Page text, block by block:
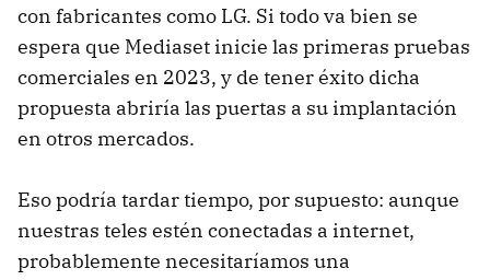
con fabricantes como LG. Si todo va bien se
espera que Mediaset inicie las primeras pruebas
comerciales en 2023, y de tener éxito dicha
propuesta abriría las puertas a su implantación
en otros mercados.
Eso podría tardar tiempo, por supuesto: aunque
nuestras teles estén conectadas a internet,
probablemente necesitaríamos una